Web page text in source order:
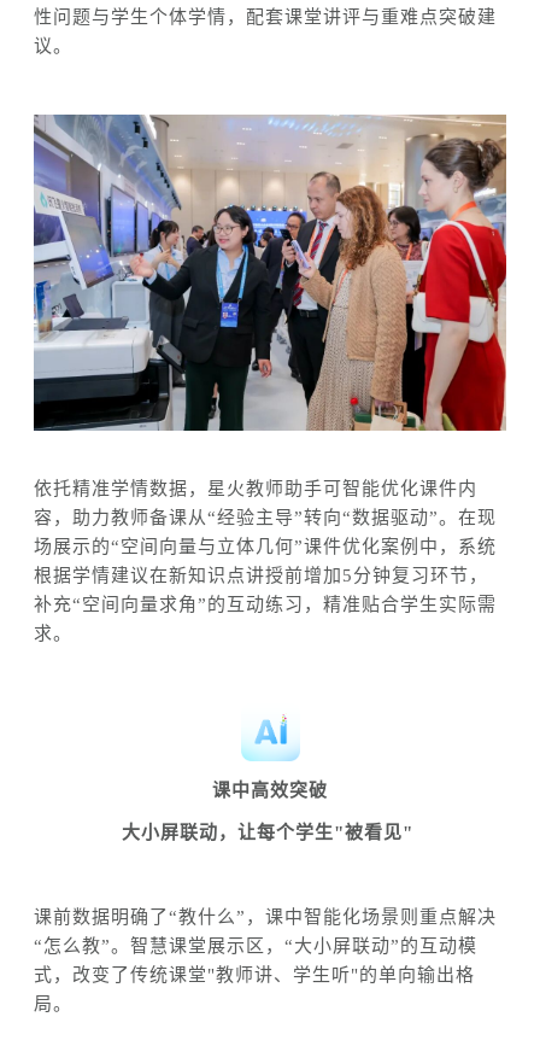
性问题与学生个体学情，配套课堂讲评与重难点突破建
议。
依托精准学情数据， 星火教师助手可 智能优化课件内
容 ， 助力教师备课从“经验主导”转向“数据驱动”。在现
场展示的“空间向量与立体几何”课件优化案例中，系统
根据学情建议在新知识点讲授前增加 5分钟复习环节，
补充“空间向量求角”的互动练习， 精准贴合学生实际需
求。
课中高效突破
大小屏联动， 让每个学生"被看见"
课前数据明确了“教什么”，课中智能化场景则重点解决
“怎么教”。智慧课堂展示区， “大小屏联动”的互动模
式， 改变了传统课堂"教师讲、学生听"的单向输出格
局。